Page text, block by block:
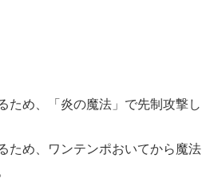
ため、「炎の魔法」で先制攻撃し
ため、ワンテンポおいてから魔法